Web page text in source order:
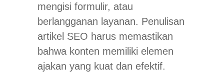
mengisi formulir, atau
berlangganan layanan. Penulisan
artikel SEO harus memastikan
bahwa konten memiliki elemen
ajakan yang kuat dan efektif.